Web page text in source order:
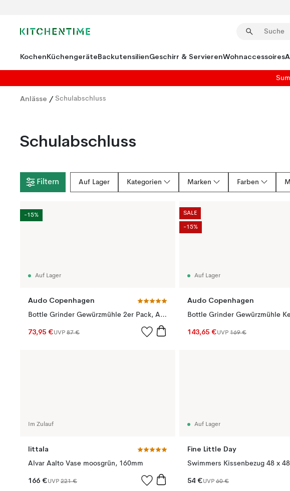
KochenKüchengeräteBackutensilienGeschirr & ServierenWohnaccessoires
Anlässe / Schulabschluss
Schulabschluss
Filtern Auf Lager Kategorien Marken Farben
Auf Lager
Audo Copenhagen
Bottle Grinder Gewürzmühle 2er Pack, Ash-carbon (Buchen Deckel)
73,95 €UVP 87 €
-15%
Auf Lager
Audo Copenhagen
143,65 €UVP 169 €
SALE
-15%
Im Zulauf
Iittala
Alvar Aalto Vase moosgrün, 160mm
166 €UVP 221 €
Auf Lager
Fine Little Day
Swimmers Kissenbezug 48 x
54 €UVP 60 €